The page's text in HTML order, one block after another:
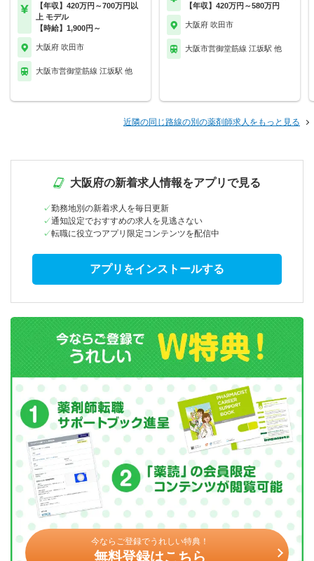
【年収】420万円～700万円以
上 モデル
【時給】1,900円～
大阪府 吹田市
大阪市営御堂筋線 江坂駅 他
【年収】420万円～580万円
大阪府 吹田市
大阪市営御堂筋線 江坂駅 他
近隣の同じ路線の別の薬剤師求人をもっと見る
大阪府の新着求人情報をアプリで見る
勤務地別の新着求人を毎日更新
通知設定でおすすめの求人を見逃さない
転職に役立つアプリ限定コンテンツを配信中
アプリをインストールする
今ならご登録でうれしい特典！
無料登録はこちら